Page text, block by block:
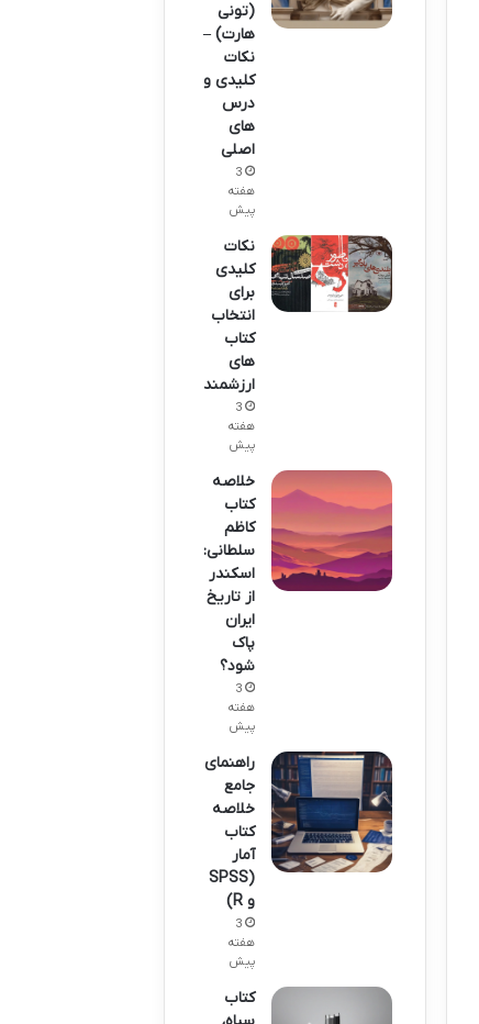
(تونی
هارت) –
نکات
کلیدی و
درس
های
اصلی
3
هفته
پیش
نکات
کلیدی
برای
انتخاب
کتاب
های
ارزشمند
3
هفته
پیش
خلاصه
کتاب
کاظم
سلطانی:
اسکندر
از تاریخ
ایران
پاک
شود؟
3
هفته
پیش
راهنمای
جامع
خلاصه
کتاب
آمار
(SPSS
و R)
3
هفته
پیش
کتاب